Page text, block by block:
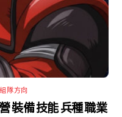
組隊方向
裝備 技能 兵種 職業